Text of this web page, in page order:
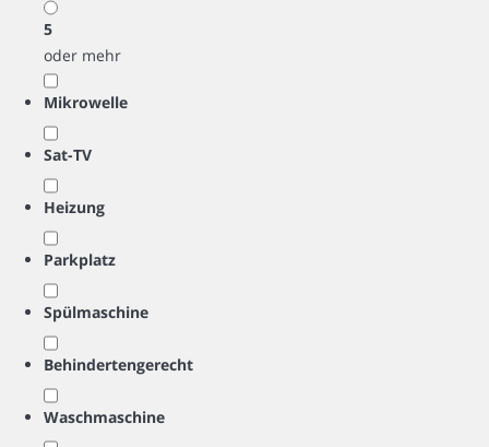
5
oder mehr
Mikrowelle
Sat-TV
Heizung
Parkplatz
Spülmaschine
Behindertengerecht
Waschmaschine